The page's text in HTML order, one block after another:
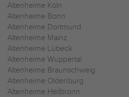
Altenheime Köln
Altenheime Bonn
Altenheime Dortmund
Altenheime Mainz
Altenheime Lübeck
Altenheime Wuppertal
Altenheime Braunschweig
Altenheime Oldenburg
Altenheime Heilbronn